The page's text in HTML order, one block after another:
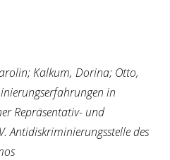
Kalkum, Dorina; Otto,
in
Repräsentativ- und
Antidiskriminierungsstelle des